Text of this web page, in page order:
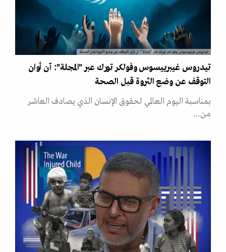
تيدروس غيبرييسوس وفولكر تورك عبر "المجلة": آن أوان التوقف عن وضع الثروة قبل الصحة
تيدروس غيبرييسوس وفولكر تورك عبر "المجلة": آن أوان
التوقف عن وضع الثروة قبل الصحة
بمناسبة اليوم العالمي لحقوق الإنسان الذي يصادف العاشر
من…